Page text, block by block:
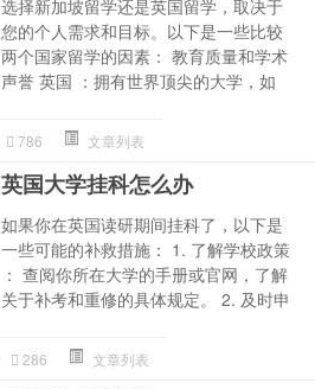
选择新加坡留学还是英国留学，取决于
您的个人需求和目标。以下是一些比较
两个国家留学的因素： 教育质量和学术
声誉 英国 ：拥有世界顶尖的大学，如
786 文章列表
英国大学挂科怎么办
如果你在英国读研期间挂科了，以下是
一些可能的补救措施： 1. 了解学校政策
： 查阅你所在大学的手册或官网，了解
关于补考和重修的具体规定。 2. 及时申
286 文章列表